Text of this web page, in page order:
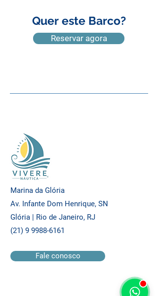
Quer este Barco?
Reservar agora
Marina da Glória
Av. Infante Dom Henrique, SN
Glória | Rio de Janeiro, RJ
(21) 9 9988-6161
Fale conosco